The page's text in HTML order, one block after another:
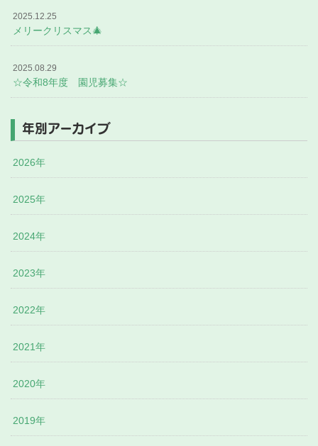
2025.12.25
メリークリスマス🎄
2025.08.29
☆令和8年度 園児募集☆
年別アーカイブ
2026年
2025年
2024年
2023年
2022年
2021年
2020年
2019年